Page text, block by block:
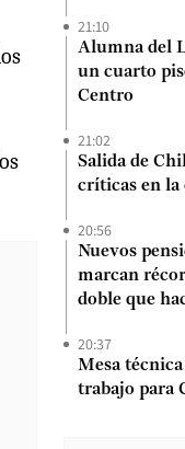
21:10
Alumna del
un cuarto
Centro
21:02
Salida de
críticas en la
20:56
Nuevos
marcan
doble que
20:37
Mesa
trabajo para